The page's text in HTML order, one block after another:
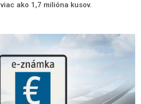
ako 1,7 milióna kusov.